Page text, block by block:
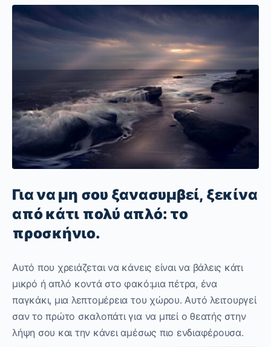
Για να μη σου ξανασυμβεί, ξεκίνα
από κάτι πολύ απλό: το
προσκήνιο.
Αυτό που χρειάζεται να κάνεις είναι να βάλεις κάτι
μικρό ή απλό κοντά στο φακό:μια πέτρα, ένα
παγκάκι, μια λεπτομέρεια του χώρου. Αυτό λειτουργεί
σαν το πρώτο σκαλοπάτι για να μπεί ο θεατής στην
λήψη σου και την κάνει αμέσως πιο ενδιαφέρουσα.